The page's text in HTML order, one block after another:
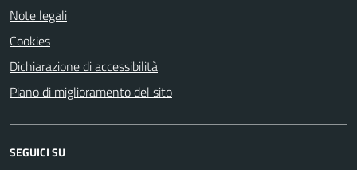
Note legali
Cookies
Dichiarazione di accessibilità
Piano di miglioramento del sito
SEGUICI SU